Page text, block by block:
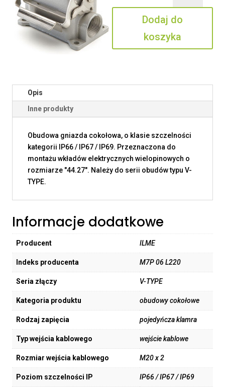
06
L220
Dodaj do
koszyka
Opis
Inne produkty
Obudowa gniazda cokołowa, o klasie szczelności
kategorii IP66 / IP67 / IP69. Przeznaczona do
montażu wkładów elektrycznych wielopinowych o
rozmiarze "44.27". Należy do serii obudów typu V-
TYPE.
Informacje dodatkowe
Producent ILME
Indeks producenta M7P 06 L220
Seria złączy V-TYPE
Kategoria produktu obudowy cokołowe
Rodzaj zapięcia pojedyńcza klamra
Typ wejścia kablowego wejście kablowe
Rozmiar wejścia kablowego M20 x 2
Poziom szczelności IP IP66 / IP67 / IP69